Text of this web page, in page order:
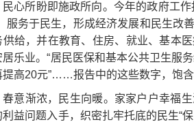
民心所盼即施政所向。今年的政府工
服务于民生，形成经济发展和民生改
供给，并在教育、住房、就业、基本
居乐业。“居民医保和基本公共卫生服
提高20元”……报告中的这些数字，饱
春意渐浓，民生向暖。家家户户幸福
利益问题入手，织密扎牢托底的民生“